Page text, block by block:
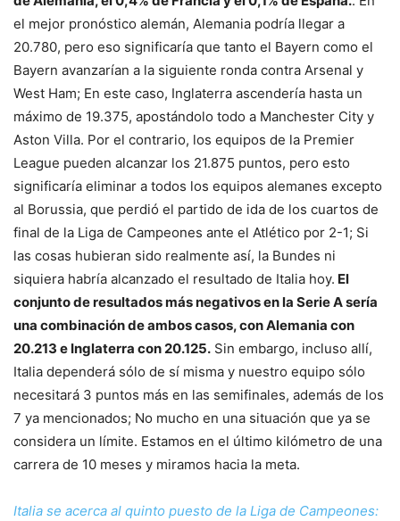
el mejor pronóstico alemán, Alemania podría llegar a
20.780, pero eso significaría que tanto el Bayern como el
Bayern avanzarían a la siguiente ronda contra Arsenal y
West Ham; En este caso, Inglaterra ascendería hasta un
máximo de 19.375, apostándolo todo a Manchester City y
Aston Villa. Por el contrario, los equipos de la Premier
League pueden alcanzar los 21.875 puntos, pero esto
significaría eliminar a todos los equipos alemanes excepto
al Borussia, que perdió el partido de ida de los cuartos de
final de la Liga de Campeones ante el Atlético por 2-1; Si
las cosas hubieran sido realmente así, la Bundes ni
siquiera habría alcanzado el resultado de Italia hoy. El
conjunto de resultados más negativos en la Serie A sería
una combinación de ambos casos, con Alemania con
20.213 e Inglaterra con 20.125. Sin embargo, incluso allí,
Italia dependerá sólo de sí misma y nuestro equipo sólo
necesitará 3 puntos más en las semifinales, además de los
7 ya mencionados; No mucho en una situación que ya se
considera un límite. Estamos en el último kilómetro de una
carrera de 10 meses y miramos hacia la meta.
Italia se acerca al quinto puesto de la Liga de Campeones: